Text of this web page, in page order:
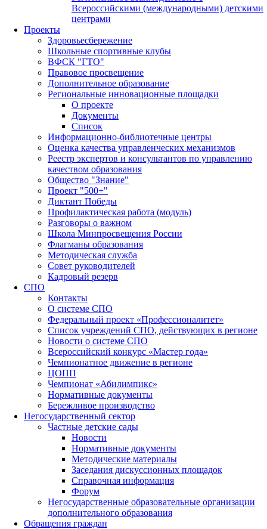
Всероссийскими (международными) детскими
центрами
Проекты
Здоровьесбережение
Школьные спортивные клубы
ВФСК "ГТО"
Правовое просвещение
Дополнительное образование
Региональные инновационные площадки
О проекте
Документы
Список
Информационно-библиотечные центры
Оценка качества управленческих механизмов
Реестр экспертов и консультантов по управлению
качеством образования
Общество "Знание"
Проект "500+"
Диктант Победы
Профилактическая работа (модуль)
Разговоры о важном
Школа Минпросвещения России
Флагманы образования
Методическая служба
Совет руководителей
Кадровый резерв
СПО
Контакты
О системе СПО
Федеральный проект «Профессионалитет»
Список учреждений СПО, действующих в регионе
Новости о системе СПО
Всероссийский конкурс «Мастер года»
Чемпионатное движение в регионе
ЦОПП
Чемпионат «Абилимпикс»
Нормативные документы
Бережливое производство
Негосударственный сектор
Частные детские сады
Новости
Нормативные документы
Методические материалы
Заседания дискуссионных площадок
Справочная информация
Форум
Негосударственные образовательные организации
дополнительного образования
Обращения граждан